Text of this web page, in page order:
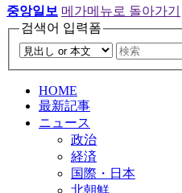
중앙일보 메가메뉴로 돌아가기
검색어 입력폼
HOME
最新記事
ニュース
政治
経済
国際・日本
北朝鮮